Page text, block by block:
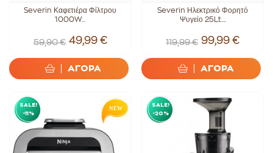
Severin Καφετιέρα Φίλτρου
1000W...
59,90 € 49,99 €
ΑΓΟΡΑ
Severin Ηλεκτρικό Φορητό
Ψυγείο 25Lt....
119,99 € 99,99 €
ΑΓΟΡΑ
SALE!
-11%
SALE!
-20%